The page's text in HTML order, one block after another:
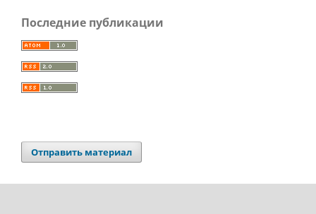
Последние публикации
Отправить материал